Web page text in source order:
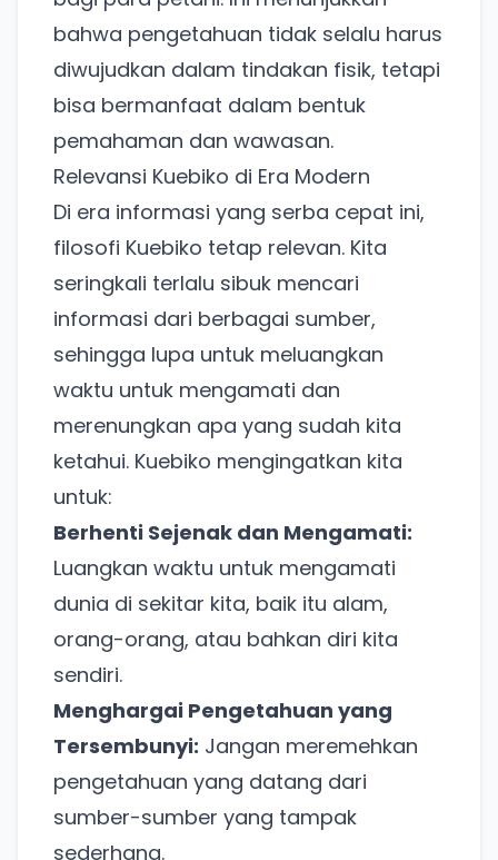
bahwa pengetahuan tidak selalu harus
diwujudkan dalam tindakan fisik, tetapi
bisa bermanfaat dalam bentuk
pemahaman dan wawasan.
Relevansi Kuebiko di Era Modern
Di era informasi yang serba cepat ini,
filosofi Kuebiko tetap relevan. Kita
seringkali terlalu sibuk mencari
informasi dari berbagai sumber,
sehingga lupa untuk meluangkan
waktu untuk mengamati dan
merenungkan apa yang sudah kita
ketahui. Kuebiko mengingatkan kita
untuk:
Berhenti Sejenak dan Mengamati:
Luangkan waktu untuk mengamati
dunia di sekitar kita, baik itu alam,
orang-orang, atau bahkan diri kita
sendiri.
Menghargai Pengetahuan yang
Tersembunyi: Jangan meremehkan
pengetahuan yang datang dari
sumber-sumber yang tampak
sederhana.